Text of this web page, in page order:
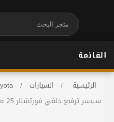
القائمة
الرئيسية / السيارات /
سبيسر ترفيع خلفي فورتشنار 25 ملم